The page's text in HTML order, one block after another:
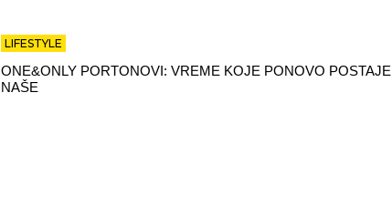
LIFESTYLE
ONE&ONLY PORTONOVI: VREME KOJE PONOVO POSTAJE
NAŠE